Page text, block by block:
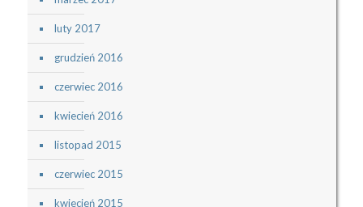
luty 2017
grudzień 2016
czerwiec 2016
kwiecień 2016
listopad 2015
czerwiec 2015
kwiecień 2015